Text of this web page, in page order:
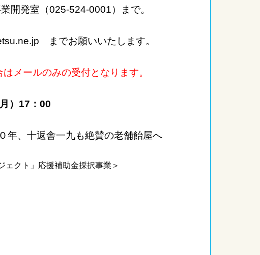
開発室（025-524-0001）まで。
までお願いいたします。
メールのみの受付となります。
）17：00
、十返舎一九も絶賛の老舗飴屋へ
ェクト」応援補助金採択事業＞